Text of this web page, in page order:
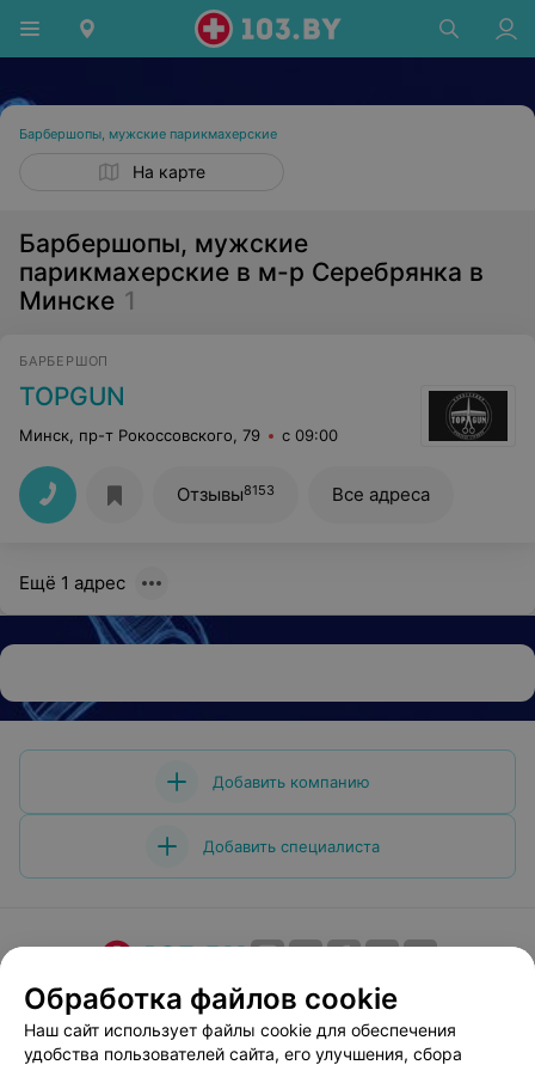
Барбершопы, мужские парикмахерские
На карте
Барбершопы, мужские
парикмахерские в м-р Серебрянка в
Минске 1
БАРБЕРШОП
TOPGUN
Минск, пр-т Рокоссовского, 79 с 09:00
Отзывы8153 Все адреса
Ещё 1 адрес
Добавить компанию
Добавить специалиста
О проекте Новости проекта
Размещение рекламы
Медицинский маркетинг
Публичный договор
Пользовательское соглашение
Способы оплаты
Обработка файлов cookie
Наш сайт использует файлы cookie для обеспечения
удобства пользователей сайта, его улучшения, сбора